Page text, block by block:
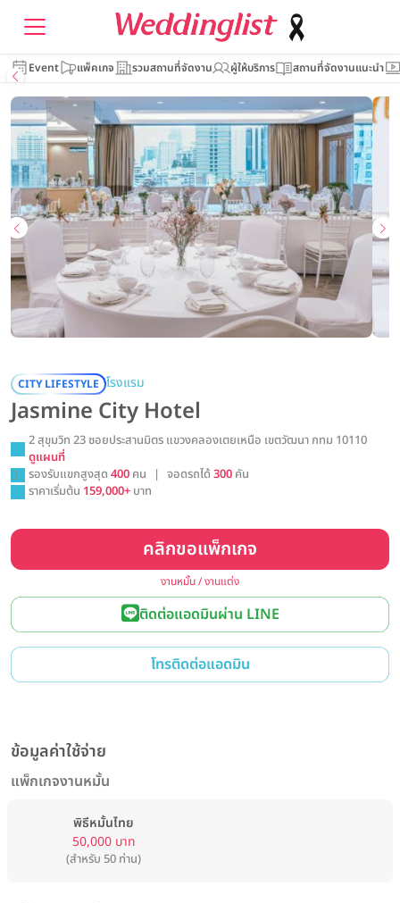
Event แพ็คเกจ รวมสถานที่จัดงาน ผู้ให้บริการ สถานที่จัดงานแนะนำ
CITY LIFESTYLE โรงแรม
Jasmine City Hotel
2 สุขุมวิท 23 ซอยประสานมิตร แขวงคลองเตยเหนือ เขตวัฒนา กทม 10110
ดูแผนที่
รองรับแขกสูงสุด 400 คน | จอดรถได้300 คัน
ราคาเริ่มต้น 159,000+ บาท
คลิกขอแพ็กเกจ
งานหมั้น / งานแต่ง
ติดต่อแอดมินผ่าน LINE
โทรติดต่อแอดมิน
ข้อมูลค่าใช้จ่าย
แพ็กเกจงานหมั้น
พิธีหมั้นไทย
50,000 บาท
(สำหรับ 50 ท่าน)